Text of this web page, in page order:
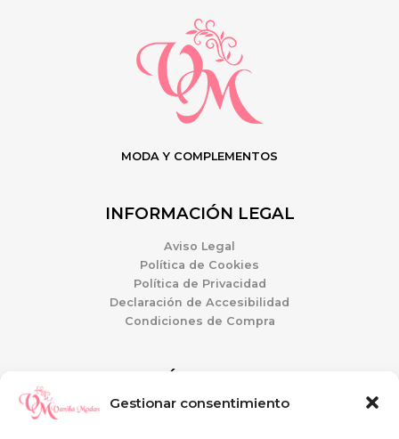
Gestionar consentimiento
MODA Y COMPLEMENTOS
INFORMACIÓN LEGAL
Aviso Legal
Política de Cookies
Política de Privacidad
Declaración de Accesibilidad
Condiciones de Compra
ATENCIÓN AL CLIENTE
Mi Cuenta